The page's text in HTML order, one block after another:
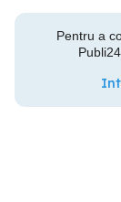
Pentru a